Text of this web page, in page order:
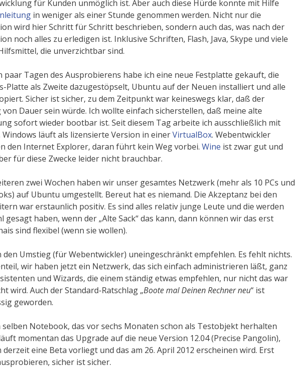
für Kunden unmöglich ist. Aber auch diese Hürde konnte mit Hilfe
in weniger als einer Stunde genommen werden. Nicht nur die
wird hier Schritt für Schritt beschrieben, sondern auch das, was nach der
noch alles zu erledigen ist. Inklusive Schriften, Flash, Java, Skype und viele
die unverzichtbar sind.
paar Tagen des Ausprobierens habe ich eine neue Festplatte gekauft, die
Platte als Zweite dazugestöpselt, Ubuntu auf der Neuen installiert und alle
Sicher ist sicher, zu dem Zeitpunkt war keineswegs klar, daß der
von Dauer sein würde. Ich wollte einfach sicherstellen, daß meine alte
sofort wieder bootbar ist. Seit diesem Tag arbeite ich ausschließlich mit
läuft als lizensierte Version in einerVirtualBox. Webentwickler
den Internet Explorer, daran führt kein Weg vorbei. Wine ist zwar gut und
für diese Zwecke leider nicht brauchbar.
zwei Wochen haben wir unser gesamtes Netzwerk (mehr als 10 PCs und
auf Ubuntu umgestellt. Bereut hat es niemand. Die Akzeptanz bei den
war erstaunlich positiv. Es sind alles relativ junge Leute und die werden
gesagt haben, wenn der „Alte Sack“ das kann, dann können wir das erst
sind flexibel (wenn sie wollen).
den Umstieg (für Webentwickler) uneingeschränkt empfehlen. Es fehlt nichts.
wir haben jetzt ein Netzwerk, das sich einfach administrieren läßt, ganz
und Wizards, die einem ständig etwas empfehlen, nur nicht das war
wird. Auch der Standard-Ratschlag „Boote mal Deinen Rechner neu“ ist
geworden.
selben Notebook, das vor sechs Monaten schon als Testobjekt herhalten
momentan das Upgrade auf die neue Version 12.04 (Precise Pangolin),
derzeit eine Beta vorliegt und das am 26. April 2012 erscheinen wird. Erst
sicher ist sicher.